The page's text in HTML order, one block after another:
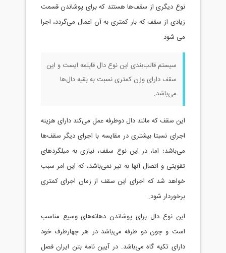
نوع دیگری از سقف‌ها هستند که برای پوشاندن قسمت
زیادی از سقف که بار کمتری به آن اعمال می‌گردد، اجرا
می شود.
سیستم قالب‌بندی این نوع دال قابلمه ایست و این
سقف دارای وزن کمتری نسبت به بقیه دال‌ها
می‌باشد.
این سقف که مانند دال دوطرفه عمل می‌کند دارای هزینه
اجرای نسبتا بیشتری در مقایسه با اجرای دیگر سقف‌ها
می‌باشد؛ اما، در این نوع سقف، نیازی به میلگردهای
تقویتی و اتصال آنها به تیر نمی‌باشد، که این امر سبب
خواهد شد که اجرای این سقف از زمان اجرای کمتری
برخوردار شود.
این نوع دال برای پوشاندن دهانه‌های وسیع مناسب
است و چون دو طرفه می‌باشد در هر چهارطرف خود
دارای تکیه گاه می‌باشد. در آیین نامه بتن ایران فصل